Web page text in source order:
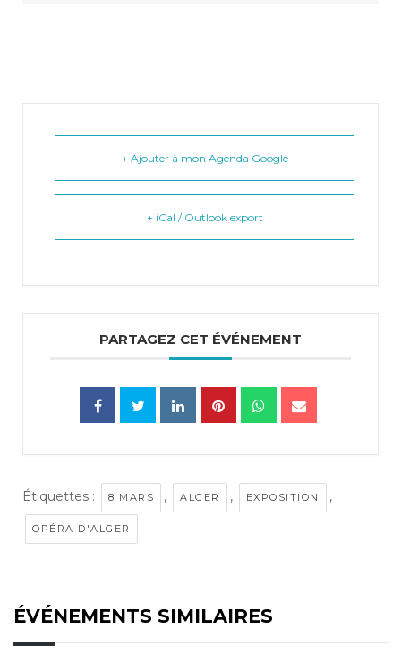
+ Ajouter à mon Agenda Google
+ iCal / Outlook export
PARTAGEZ CET ÉVÉNEMENT
Étiquettes : 8 MARS , ALGER , EXPOSITION ,
OPÉRA D'ALGER
ÉVÉNEMENTS SIMILAIRES